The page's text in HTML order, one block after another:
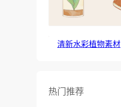
清新水彩植物素材
热门推荐